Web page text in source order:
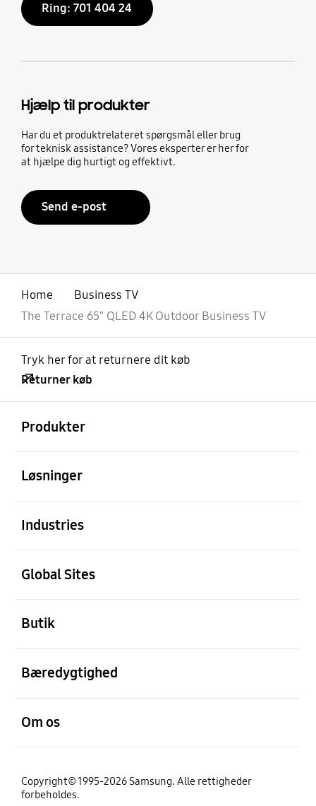
Ring: 701 404 24
Hjælp til produkter
Har du et produktrelateret spørgsmål eller brug
for teknisk assistance? Vores eksperter er her for
at hjælpe dig hurtigt og effektivt.
Send e-post
Home
Business TV
The Terrace 65" QLED 4K Outdoor Business TV
Tryk her for at returnere dit køb
Returner køb
Produkter
Løsninger
Industries
Global Sites
Butik
Bæredygtighed
Om os
Copyright© 1995-2026 Samsung. Alle rettigheder
forbeholdes.